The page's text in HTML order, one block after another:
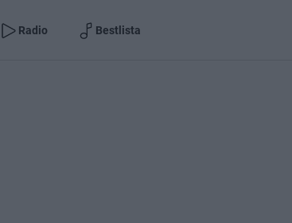
Radio Bestlista